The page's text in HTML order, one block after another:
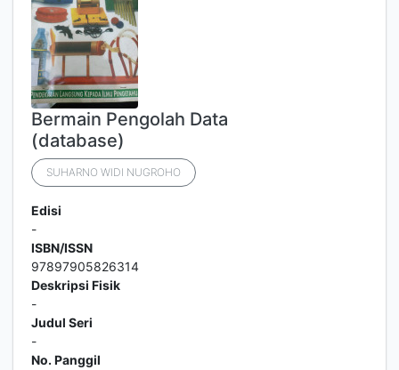
Bermain Pengolah Data
(database)
SUHARNO WIDI NUGROHO
Edisi
-
ISBN/ISSN
97897905826314
Deskripsi Fisik
-
Judul Seri
-
No. Panggil